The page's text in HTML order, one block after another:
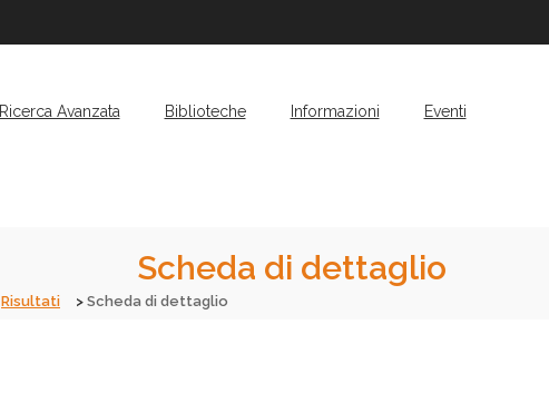
Ricerca Avanzata Biblioteche Informazioni Eventi
Scheda di dettaglio
Risultati Scheda di dettaglio